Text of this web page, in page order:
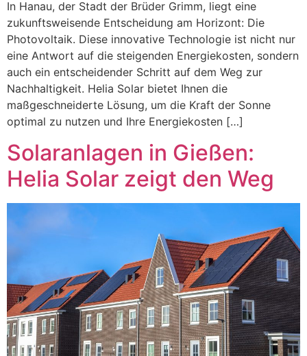
In Hanau, der Stadt der Brüder Grimm, liegt eine
zukunftsweisende Entscheidung am Horizont: Die
Photovoltaik. Diese innovative Technologie ist nicht nur
eine Antwort auf die steigenden Energiekosten, sondern
auch ein entscheidender Schritt auf dem Weg zur
Nachhaltigkeit. Helia Solar bietet Ihnen die
maßgeschneiderte Lösung, um die Kraft der Sonne
optimal zu nutzen und Ihre Energiekosten […]
Solaranlagen in Gießen:
Helia Solar zeigt den Weg